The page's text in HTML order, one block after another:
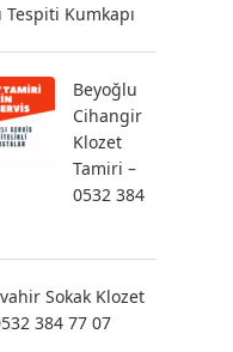
Tespiti Kumkapı
Beyoğlu
Cihangir
Klozet
Tamiri –
0532 384
Sokak Klozet
384 77 07